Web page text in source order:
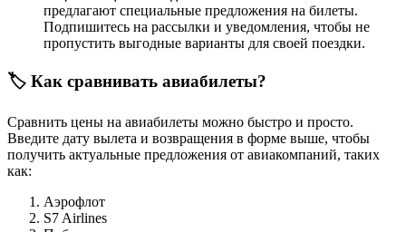
предлагают специальные предложения на билеты.
Подпишитесь на рассылки и уведомления, чтобы не
пропустить выгодные варианты для своей поездки.
🏷️ Как сравнивать авиабилеты?
Сравнить цены на авиабилеты можно быстро и просто.
Введите дату вылета и возвращения в форме выше, чтобы
получить актуальные предложения от авиакомпаний, таких
как:
Аэрофлот
S7 Airlines